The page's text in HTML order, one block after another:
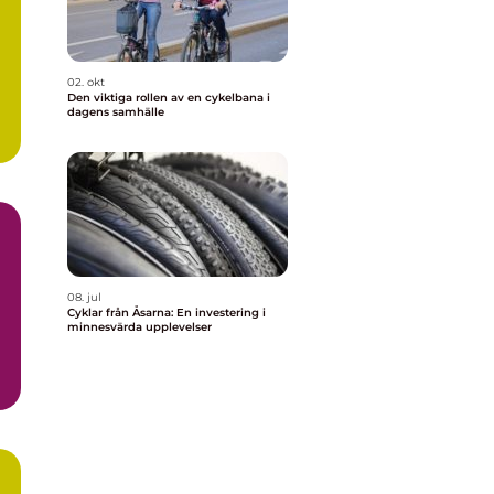
02. okt
Den viktiga rollen av en cykelbana i
dagens samhälle
08. jul
Cyklar från Åsarna: En investering i
minnesvärda upplevelser